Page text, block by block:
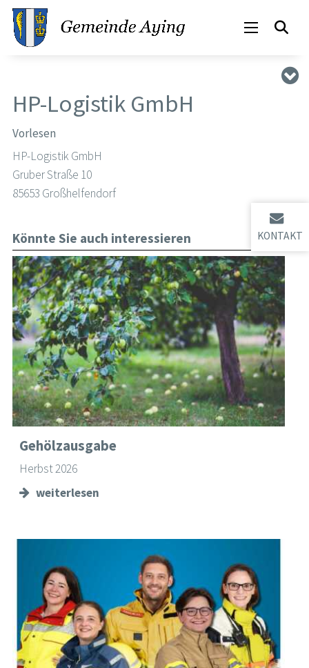
KONTAKT
HP-Logistik GmbH
Vorlesen
HP-Logistik GmbH
Gruber Straße 10
85653 Großhelfendorf
Könnte Sie auch interessieren
Gehölzausgabe
Herbst 2026
weiterlesen